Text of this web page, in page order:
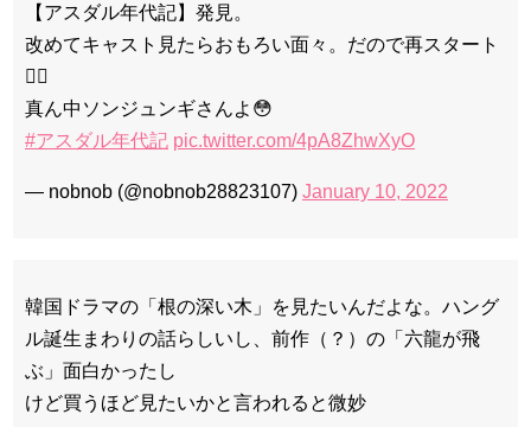
【アスダル年代記】発見。
改めてキャスト見たらおもろい面々。だので再スタート
🏃‍♀️
真ん中ソンジュンギさんよ😳
#アスダル年代記 pic.twitter.com/4pA8ZhwXyO
— nobnob (@nobnob28823107) January 10, 2022
韓国ドラマの「根の深い木」を見たいんだよな。ハング
ル誕生まわりの話らしいし、前作（？）の「六龍が飛
ぶ」面白かったし
けど買うほど見たいかと言われると微妙